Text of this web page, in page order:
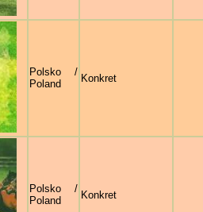
Polsko /
Poland
Konkret
Polsko /
Poland
Konkret